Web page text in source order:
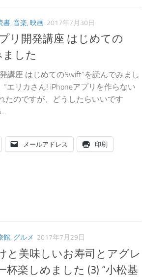
書, 音楽, 映画 2017年7月30日
リ開発講座 はじめての
した
講座 はじめてのSwift“を読んでみまし
”エリカさん! iPhoneアプリを作らない
たのですが、どうしたらいいです
メールアドレス 印刷
館, グルメ 2017年7月29日
と美味しいお寿司とアグレ
杯楽しめました (3) “小松基